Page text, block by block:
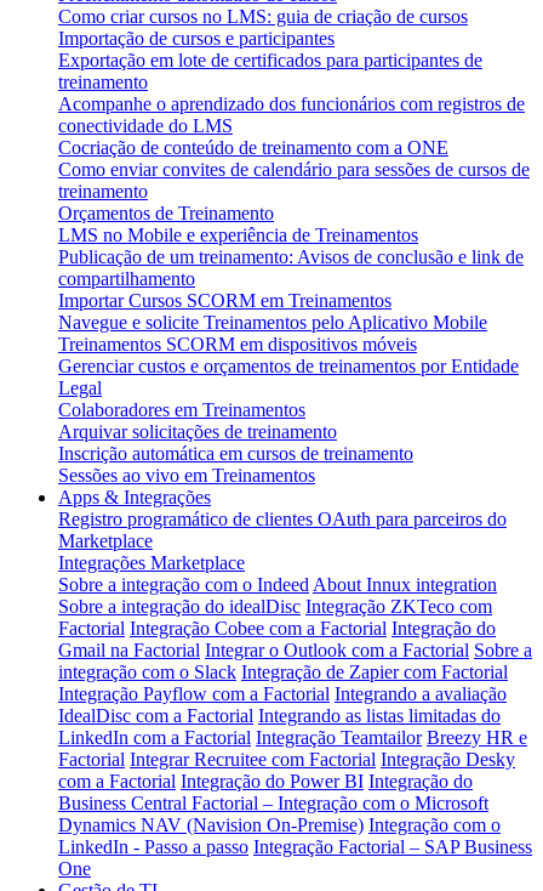
Como criar cursos no LMS: guia de criação de cursos
Importação de cursos e participantes
Exportação em lote de certificados para participantes de
treinamento
Acompanhe o aprendizado dos funcionários com registros de
conectividade do LMS
Cocriação de conteúdo de treinamento com a ONE
Como enviar convites de calendário para sessões de cursos de
treinamento
Orçamentos de Treinamento
LMS no Mobile e experiência de Treinamentos
Publicação de um treinamento: Avisos de conclusão e link de
compartilhamento
Importar Cursos SCORM em Treinamentos
Navegue e solicite Treinamentos pelo Aplicativo Mobile
Treinamentos SCORM em dispositivos móveis
Gerenciar custos e orçamentos de treinamentos por Entidade
Legal
Colaboradores em Treinamentos
Arquivar solicitações de treinamento
Inscrição automática em cursos de treinamento
Sessões ao vivo em Treinamentos
Apps & Integrações
Registro programático de clientes OAuth para parceiros do
Marketplace
Integrações Marketplace
Sobre a integração com o Indeed About Innux integration
Sobre a integração do idealDisc Integração ZKTeco com
Factorial Integração Cobee com a Factorial Integração do
Gmail na Factorial Integrar o Outlook com a Factorial Sobre a
integração com o Slack Integração de Zapier com Factorial
Integração Payflow com a Factorial Integrando a avaliação
IdealDisc com a Factorial Integrando as listas limitadas do
LinkedIn com a Factorial Integração Teamtailor Breezy HR e
Factorial Integrar Recruitee com Factorial Integração Desky
com a Factorial Integração do Power BI Integração do
Business Central Factorial – Integração com o Microsoft
Dynamics NAV (Navision On-Premise) Integração com o
LinkedIn - Passo a passo Integração Factorial – SAP Business
One